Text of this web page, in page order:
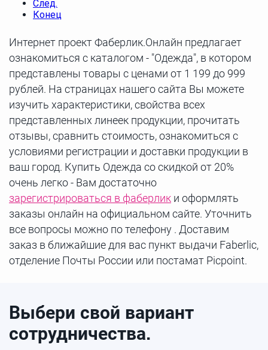
След.
Конец
Интернет проект Фаберлик.Онлайн предлагает
ознакомиться с каталогом - "Одежда", в котором
представлены товары с ценами от 1 199 до 999
рублей. На страницах нашего сайта Вы можете
изучить характеристики, свойства всех
представленных линеек продукции, прочитать
отзывы, сравнить стоимость, ознакомиться с
условиями регистрации и доставки продукции в
ваш город. Купить Одежда со скидкой от 20%
очень легко - Вам достаточно
зарегистрироваться в фаберлик и оформлять
заказы онлайн на официальном сайте. Уточнить
все вопросы можно по телефону . Доставим
заказ в ближайшие для вас пункт выдачи Faberlic,
отделение Почты России или постамат Picpoint.
Выбери свой вариант
сотрудничества.